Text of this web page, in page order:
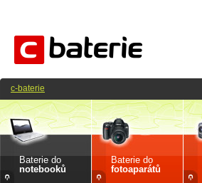
Baterie do
notebooků
Baterie do
fotoaparátů
c-baterie